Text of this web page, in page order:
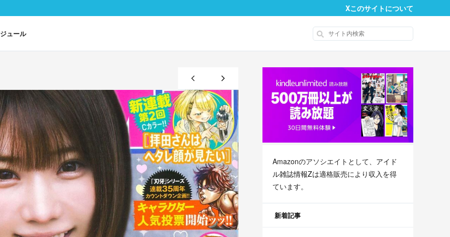
Xこのサイトについて
ュール
Amazonのアソシエイトとして、 アイド
ル雑誌情報Zは適格販売により収入を得
ています。
新着記事